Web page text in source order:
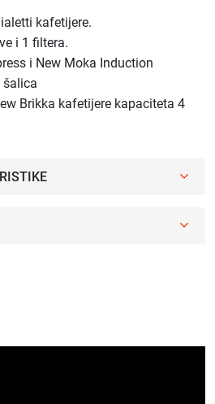
kafetijere.
i 1 filtera.
i New Moka Induction
šalica
Brikka kafetijere kapaciteta 4